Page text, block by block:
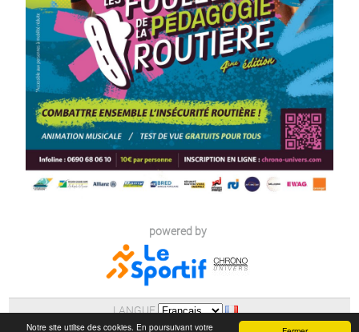
Notre site utilise des cookies. En poursuivant votre
powered by
LANGUE
AIDE|POLITIQUE DE CONFIDENTIALITE (RGPD)